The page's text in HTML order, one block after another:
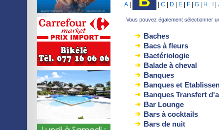
A C D E F G H
Vous pouvez également sélectionner
Baches
Bacs à fleurs
Bactériologie
Balade à cheval
Banques
Banques et
Banques Transfert
Bar Lounge
Bars à cocktails
Bars de nuit